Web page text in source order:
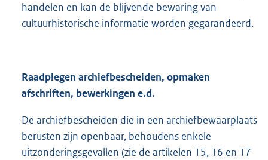
handelen en kan de blijvende bewaring van
cultuurhistorische informatie worden gegarandeerd.
Raadplegen archiefbescheiden, opmaken
afschriften, bewerkingen e.d.
De archiefbescheiden die in een archiefbewaarplaats
berusten zijn openbaar, behoudens enkele
uitzonderingsgevallen (zie de artikelen 15, 16 en 17